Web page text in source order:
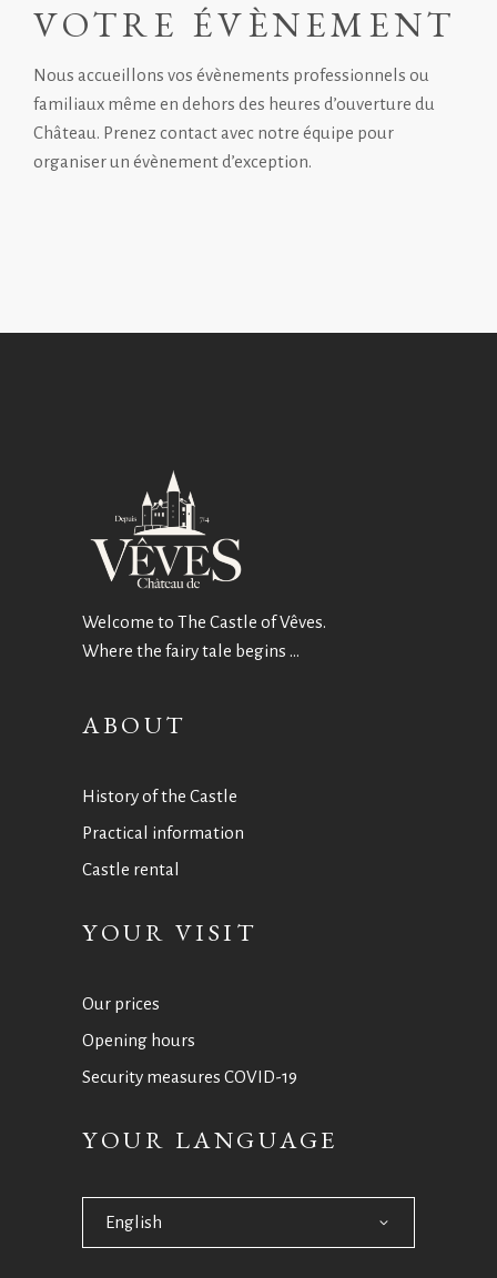
VOTRE ÉVÈNEMENT
Nous accueillons vos évènements professionnels ou
familiaux même en dehors des heures d’ouverture du
Château. Prenez contact avec notre équipe pour
organiser un évènement d’exception.
Welcome to The Castle of Vêves.
Where the fairy tale begins …
ABOUT
History of the Castle
Practical information
Castle rental
YOUR VISIT
Our prices
Opening hours
Security measures COVID-19
YOUR LANGUAGE
English